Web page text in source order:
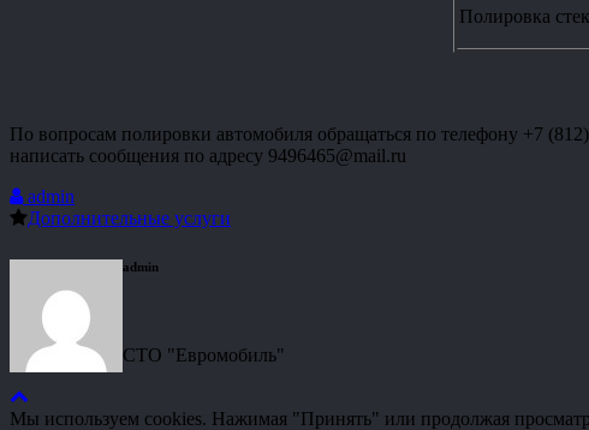
Полировка
По вопросам полировки автомобиля обращаться по телефону +7
написать сообщения по адресу 9496465@mail.ru
admin
Дополнительные услуги
admin
СТО "Евромобиль"
Мы используем cookies. Нажимая "Принять" или продолжая